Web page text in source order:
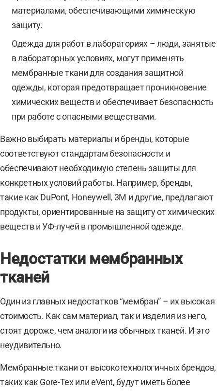
материалами, обеспечивающими химическую
защиту.
Одежда для работ в лабораториях – люди, занятые
в лабораторных условиях, могут применять
мембранные ткани для создания защитной
одежды, которая предотвращает проникновение
химических веществ и обеспечивает безопасность
при работе с опасными веществами.
Важно выбирать материалы и бренды, которые
соответствуют стандартам безопасности и
обеспечивают необходимую степень защиты для
конкретных условий работы. Например, бренды,
такие как DuPont, Honeywell, 3M и другие, предлагают
продукты, ориентированные на защиту от химических
веществ и УФ-лучей в промышленной одежде.
Недостатки мембранных
тканей
Один из главных недостатков “мембран” – их высокая
стоимость. Как сам материал, так и изделия из него,
стоят дороже, чем аналоги из обычных тканей. И это
неудивительно.
Мембранные ткани от высокотехнологичных брендов,
таких как Gore-Tex или eVent, будут иметь более